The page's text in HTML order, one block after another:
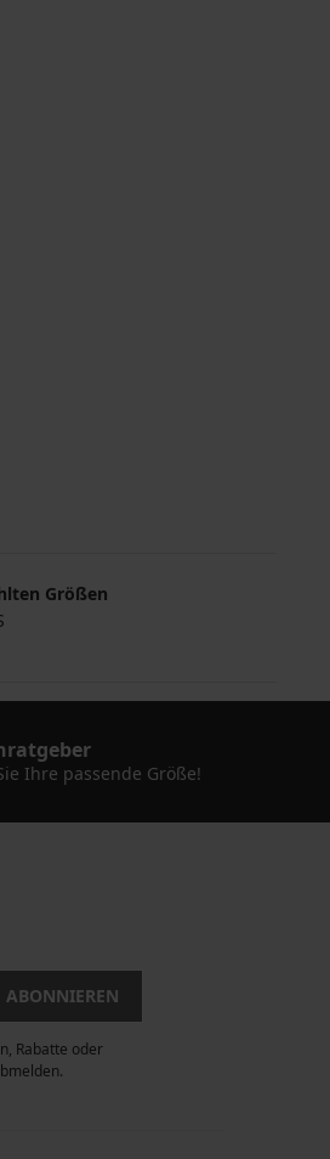
Größen
Ihre passende Größe!
ABONNIEREN
Rabatte oder